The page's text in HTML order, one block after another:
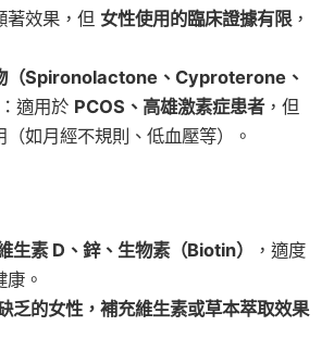
著效果，但 女性使用的臨床證據有限 ，
（Spironolactone、Cyproterone、
：適用於 PCOS、高雄激素症患者，但
如月經不規則、低血壓等）。
生素 D、鋅、生物素（Biotin）
，適度
。
乏的女性，補充維生素或草本萃取效果